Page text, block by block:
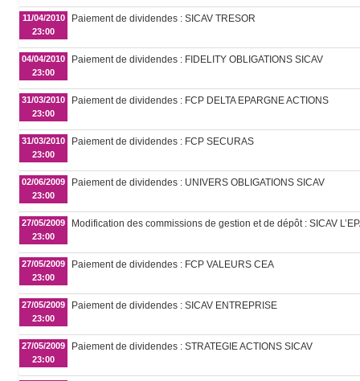
11/04/2010
23:00
Paiement de dividendes : SICAV TRESOR
04/04/2010
23:00
Paiement de dividendes : FIDELITY OBLIGATIONS SICAV
31/03/2010
23:00
Paiement de dividendes : FCP DELTA EPARGNE ACTIONS
31/03/2010
23:00
Paiement de dividendes : FCP SECURAS
02/06/2009
23:00
Paiement de dividendes : UNIVERS OBLIGATIONS SICAV
27/05/2009
23:00
Modification des commissions de gestion et de dépôt : SICAV
27/05/2009
23:00
Paiement de dividendes : FCP VALEURS CEA
27/05/2009
23:00
Paiement de dividendes : SICAV ENTREPRISE
27/05/2009
23:00
Paiement de dividendes : STRATEGIE ACTIONS SICAV